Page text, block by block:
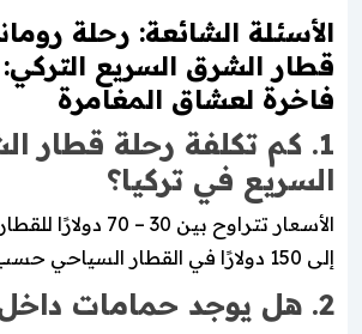
الأسئلة الشائعة: رحلة
قطار الشرق السريع
فاخرة لعشاق المغامرة
1. كم تكلفة رحلة قطار
السريع في تركيا؟
الأسعار تتراوح بين 30
إلى 150 دولارًا في القطار السياحي حسب الموسم.
2. هل يوجد حمامات داخل القطار؟